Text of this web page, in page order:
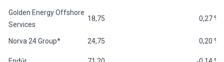
Golden Energy Offshore
Services
18,75 0,27 %
Norva 24 Group* 24,75 0,20 %